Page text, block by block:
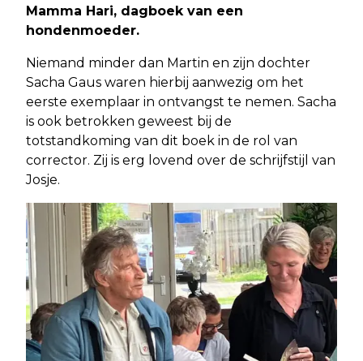
Mamma Hari, dagboek van een
hondenmoeder.
Niemand minder dan Martin en zijn dochter
Sacha Gaus waren hierbij aanwezig om het
eerste exemplaar in ontvangst te nemen. Sacha
is ook betrokken geweest bij de
totstandkoming van dit boek in de rol van
corrector. Zij is erg lovend over de schrijfstijl van
Josje.